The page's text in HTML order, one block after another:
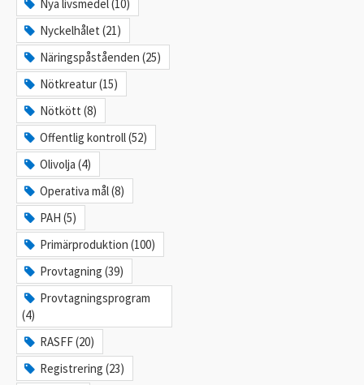
Nya livsmedel (10)
Nyckelhålet (21)
Näringspåståenden (25)
Nötkreatur (15)
Nötkött (8)
Offentlig kontroll (52)
Olivolja (4)
Operativa mål (8)
PAH (5)
Primärproduktion (100)
Provtagning (39)
Provtagningsprogram
(4)
RASFF (20)
Registrering (23)